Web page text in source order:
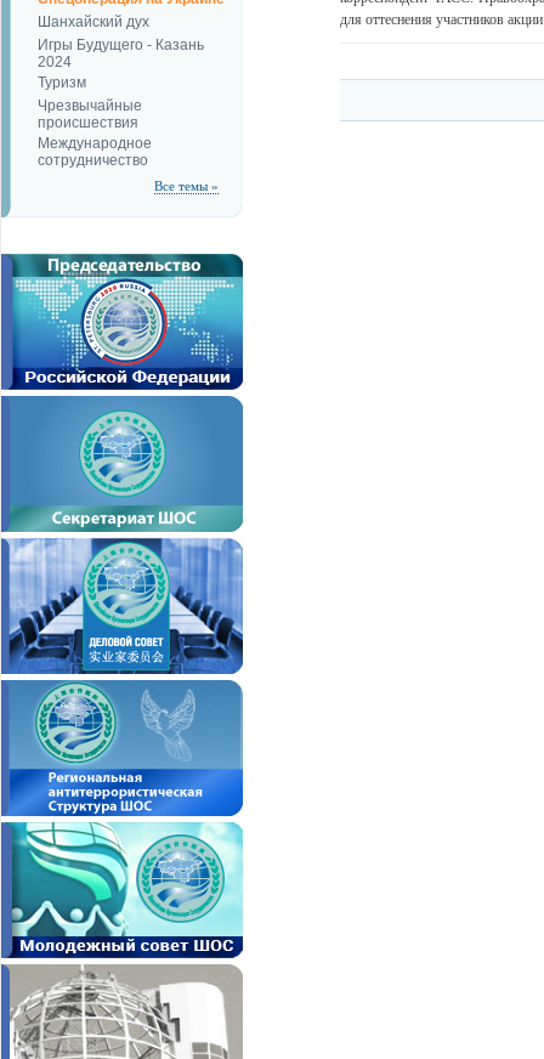
Шанхайский дух
Игры Будущего - Казань
2024
Туризм
Чрезвычайные
происшествия
Международное
сотрудничество
Все темы »
для оттеснения участников